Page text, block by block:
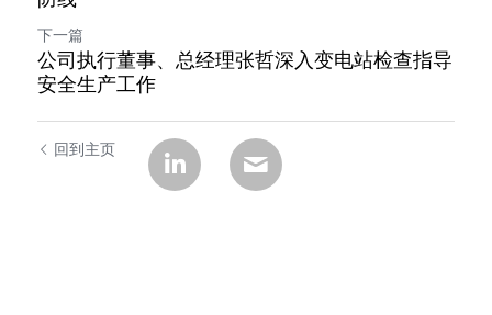
下一篇
公司执行董事、总经理张哲深入变电站检查指导
安全生产工作
回到主页